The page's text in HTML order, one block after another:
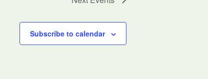
Subscribe to calendar